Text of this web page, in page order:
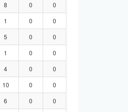
8 0
0
1 0
0
5 0
0
1 0
0
4 0
0
10 0
0
6 0
0